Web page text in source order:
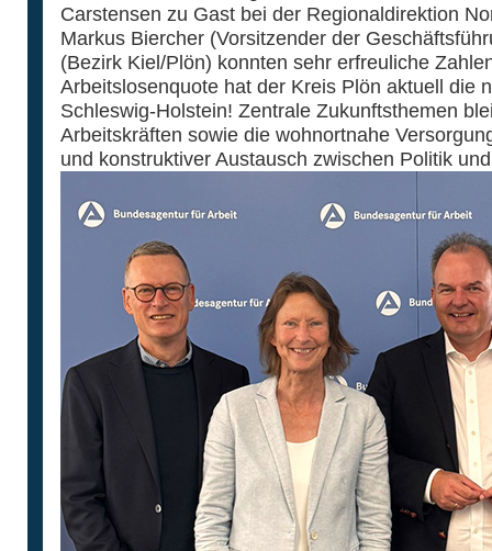
Carstensen zu Gast bei der Regionaldirektion
Markus Biercher (Vorsitzender der
(Bezirk Kiel/Plön) konnten sehr erfreuliche
Arbeitslosenquote hat der Kreis Plön aktuell die
Schleswig-Holstein! Zentrale Zukunftsthemen
Arbeitskräften sowie die wohnortnahe
und konstruktiver Austausch zwischen Politik